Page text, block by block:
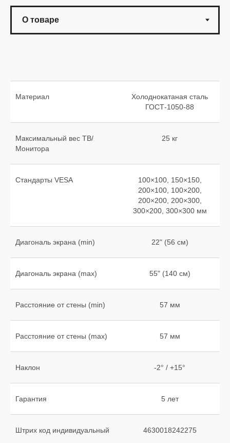
Материал
Холоднокатаная сталь
ГОСТ-1050-88
Максимальный вес ТВ/
Монитора
25 кг
Стандарты VESA
100×100, 150×150,
200×100, 100×200,
200×200, 200×300,
300×200, 300×300 мм
Диагональ экрана (min) 22" (56 см)
Диагональ экрана (max) 55" (140 см)
Расстояние от стены (min) 57 мм
Расстояние от стены (max) 57 мм
Наклон -2° / +15°
Гарантия 5 лет
Штрих код индивидуальный 4630018242275